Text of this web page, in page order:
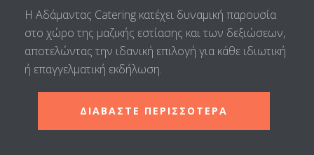
Η Αδάμαντας Catering κατέχει δυναμική παρουσία
στο χώρο της μαζικής εστίασης και των δεξιώσεων,
αποτελώντας την ιδανική επιλογή για κάθε ιδιωτική
ή επαγγελματική εκδήλωση.
ΔΙΑΒΑΣΤΕ ΠΕΡΙΣΣΟΤΕΡΑ